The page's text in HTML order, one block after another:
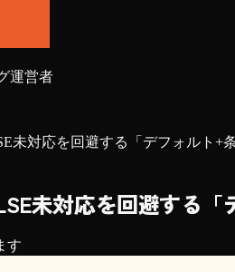
運営者
未対応を回避する「デフォルト+
未対応を回避する
す